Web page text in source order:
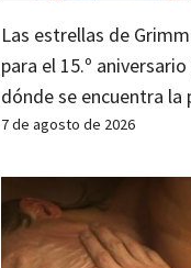
Las estrellas de
para el 15.º
dónde se encuentra la
7 de agosto de 2026